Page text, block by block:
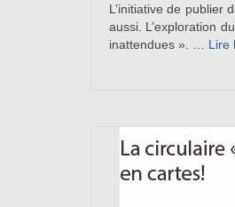
L’initiative de publier
aussi. L’exploration
inattendues ». … Lire